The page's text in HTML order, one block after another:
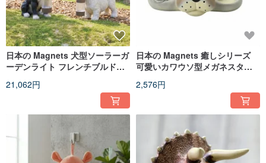
日本の Magnets 犬型ソーラーガ
ーデンライト フレンチブルドッ
イト
21,062円
日本の Magnets 癒しシリーズ
可愛いカワウソ型メガネスタン
2,576円